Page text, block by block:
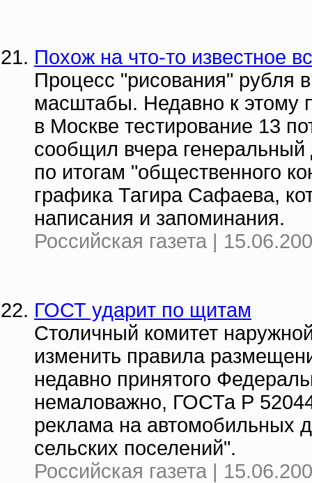
Похож на что-то известное
Процесс "рисования" рубля
масштабы. Недавно к
в Москве тестирование 13
сообщил вчера
по итогам "общественного
графика Тагира Сафаева,
написания и запоминания.
Российская газета |
ГОСТ ударит по щитам
Столичный комитет
изменить правила
недавно принятого
немаловажно, ГОСТа Р
реклама на автомобильных
сельских поселений".
Российская газета |